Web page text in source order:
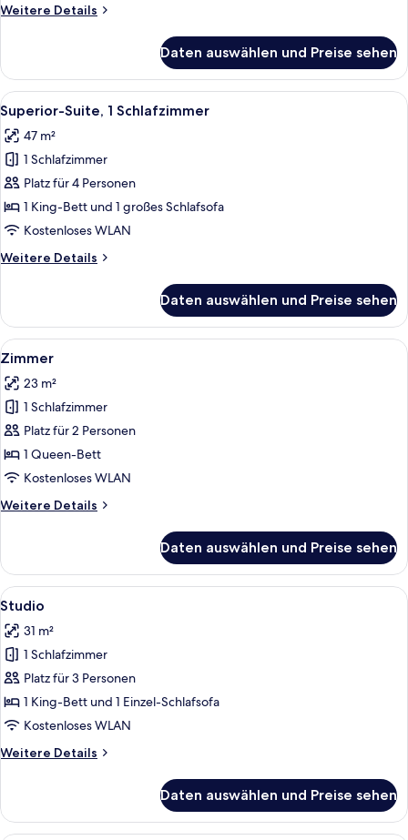
Weitere Details
Weitere
Apartment,
Schlafzimmer
Daten auswählen und Preise sehen
Alle
Fotos
für
Superior-
Suite,
1
Schlafzimmer
Ein Hotelzimmer mit einem
7
Superior-Suite, 1 Schlafzimmer
47 m²
1 Schlafzimmer
Platz für 4 Personen
1 King-Bett und 1 großes Schlafsofa
Kostenloses WLAN
Weitere Details
Weitere
Suite,
Schlafzimmer
Daten auswählen und Preise sehen
Alle
Fotos
für
Zimmer
anzeigen
Zimmer | Hochwertige Bettwaren,
6
Zimmer
23 m²
1 Schlafzimmer
Platz für 2 Personen
1 Queen-Bett
Kostenloses WLAN
Weitere Details
Weitere
Daten auswählen und Preise sehen
Alle
Fotos
für
Studio
anzeigen
Ein kompakter Wohnbereich mit
5
Studio
31 m²
1 Schlafzimmer
Platz für 3 Personen
1 King-Bett und 1 Einzel-Schlafsofa
Kostenloses WLAN
Weitere Details
Weitere
Daten auswählen und Preise sehen